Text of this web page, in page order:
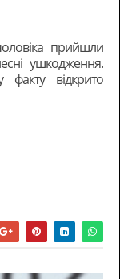
прийшли
ушкодження.
відкрито